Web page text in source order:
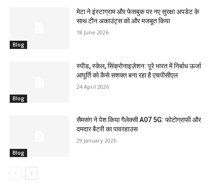
Blog
मेटा ने इंस्टाग्राम और फेसबुक पर नए सुरक्षा अपडेट के
साथ टीन अकाउंट्स को और मजबूत किया
18 June 2026
Blog
स्पीड, स्केल, सिंक्रोनाइज़ेशन: पूरे भारत में निर्बाध ऊर्जा
आपूर्ति को कैसे सशक्त बना रहा है एचपीसीएल
24 April 2026
Blog
सैमसंग ने पेश किया गैलेक्सी A07 5G: फोटोग्राफी और
दमदार बैटरी का पावरहाउस
29 January 2026